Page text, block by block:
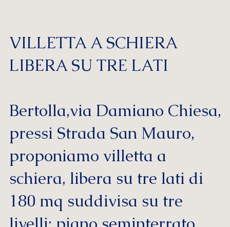
VILLETTA A SCHIERA
LIBERA SU TRE LATI
Bertolla,via Damiano Chiesa,
pressi Strada San Mauro,
proponiamo villetta a
schiera, libera su tre lati di
180 mq suddivisa su tre